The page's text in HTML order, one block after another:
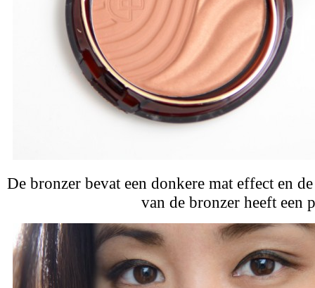
De bronzer bevat een donkere mat effect en
van de bronzer heeft een